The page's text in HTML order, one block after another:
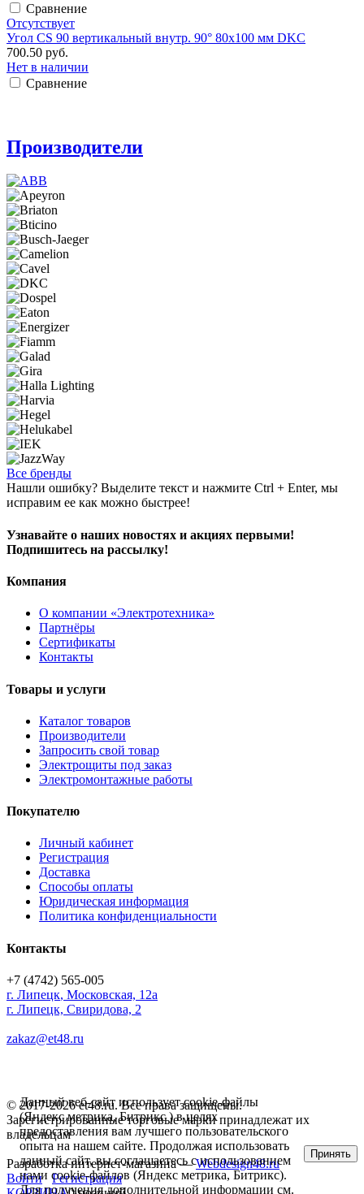
Сравнение
Отсутствует
Угол CS 90 вертикальный внутр. 90° 80х100 мм DKC
700.50 руб.
Нет в наличии
Сравнение
Производители
Все бренды
Нашли ошибку? Выделите текст и нажмите Ctrl + Enter, мы
исправим ее как можно быстрее!
Узнавайте о наших новостях и акциях первыми!
Подпишитесь на рассылку!
Компания
О компании «Электротехника»
Партнёры
Сертификаты
Контакты
Товары и услуги
Каталог товаров
Производители
Запросить свой товар
Электрощиты под заказ
Электромонтажные работы
Покупателю
Личный кабинет
Регистрация
Доставка
Способы оплаты
Юридическая информация
Политика конфиденциальности
Контакты
+7 (4742) 565-005
г. Липецк, Московская, 12а
г. Липецк, Свиридова, 2
zakaz@et48.ru
© 2017-2026 et48.ru. Все права защищены.
Зарегистрированные торговые марки принадлежат их
владельцам
Разработка интернет-магазина —Webdesign48.ru
Войти
Регистрация
Данный веб-сайт использует cookie-файлы
(Яндекс метрика, Битрикс ) в целях
предоставления вам лучшего пользовательского
опыта на нашем сайте. Продолжая использовать
данный сайт, вы соглашаетесь с использованием
нами cookie-файлов (Яндекс метрика, Битрикс).
Для получения дополнительной информации см.
Принять